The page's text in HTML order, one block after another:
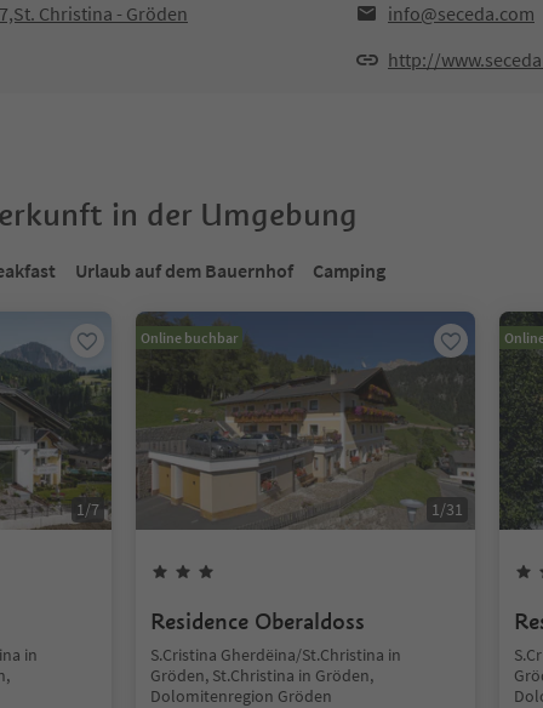
Christina - Gröden
info@seceda.com
http://
in der Umgebung
Urlaub auf dem Bauernhof Camping
1/7
in
Online buchbar
1/31
Residence Oberaldoss
S.Cristina Gherdëina/St.Christina in
Gröden, St.Christina in Gröden,
Dolomitenregion Gröden